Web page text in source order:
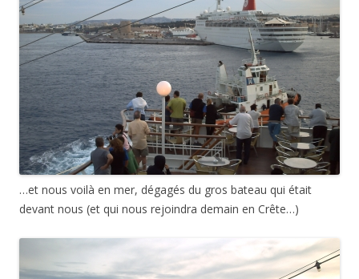
…et nous voilà en mer, dégagés du gros bateau qui était
devant nous (et qui nous rejoindra demain en Crête…)